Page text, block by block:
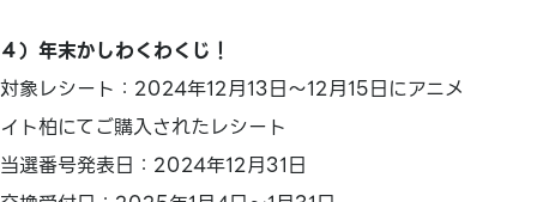
４）年末かしわくわくじ！
対象レシート：2024年12月13日～12月15日にアニメ
イト柏にてご購入されたレシート
当選番号発表日：2024年12月31日